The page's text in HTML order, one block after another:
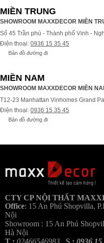
MIỀN TRUNG
SHOWROOM MAXXDECOR MIỀN
Số 45 Trần phú - Thành phố Vinh -
Điện thoại: 0936 15 35 45
Bản đồ đường đi
MIỀN NAM
SHOWROOM MAXXDECOR MIỀN
T12-23 Manhattan Vinhomes Grand
Điện thoại: 0936 15 35 45
Bản đồ đường đi
CTY CP NỘI THẤT
Office: 15 An Phú Shopvilla,
Nội
Showroom : 15 An Phú
Hà Nội
T : 02466546983 S : 0936 15